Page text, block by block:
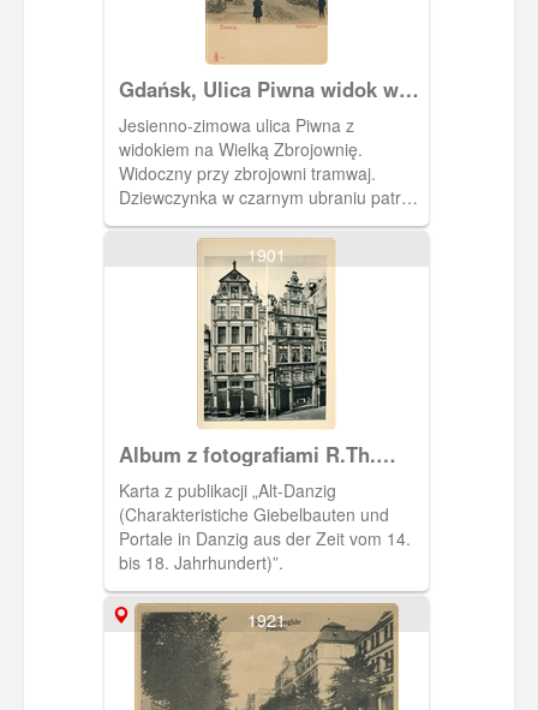
Gdańsk, Ulica Piwna widok w
kierunku Wielkiej Zbrojowni
Jesienno-zimowa ulica Piwna z
widokiem na Wielką Zbrojownię.
Widoczny przy zbrojowni tramwaj.
Dziewczynka w czarnym ubraniu patrzy
na fotografa.
1901
Album z fotografiami R.Th.
Kuhna
Karta z publikacji „Alt-Danzig
(Charakteristiche Giebelbauten und
Portale in Danzig aus der Zeit vom 14.
bis 18. Jahrhundert)”.
1921